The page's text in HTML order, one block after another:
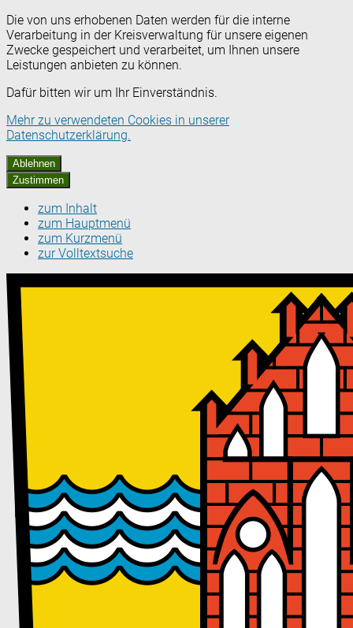
Die von uns erhobenen Daten werden für die interne
Verarbeitung in der Kreisverwaltung für unsere eigenen
Zwecke gespeichert und verarbeitet, um Ihnen unsere
Leistungen anbieten zu können.
Dafür bitten wir um Ihr Einverständnis.
Mehr zu verwendeten Cookies in unserer
Datenschutzerklärung.
Ablehnen
Zustimmen
zum Inhalt
zum Hauptmenü
zum Kurzmenü
zur Volltextsuche